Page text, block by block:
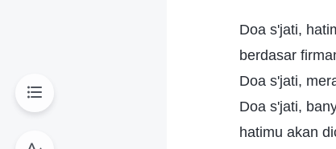
Doa s'jati,
berdasar
Doa s'jati,
Doa s'jati,
hatimu akan